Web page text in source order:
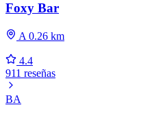
Foxy Bar
A 0.26 km
4.4
911 reseñas
BA